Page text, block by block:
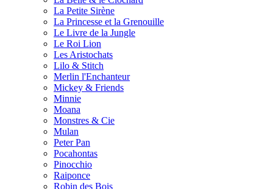
La Petite Sirène
La Princesse et la Grenouille
Le Livre de la Jungle
Le Roi Lion
Les Aristochats
Lilo & Stitch
Merlin l'Enchanteur
Mickey & Friends
Minnie
Moana
Monstres & Cie
Mulan
Peter Pan
Pocahontas
Pinocchio
Raiponce
Robin des Bois